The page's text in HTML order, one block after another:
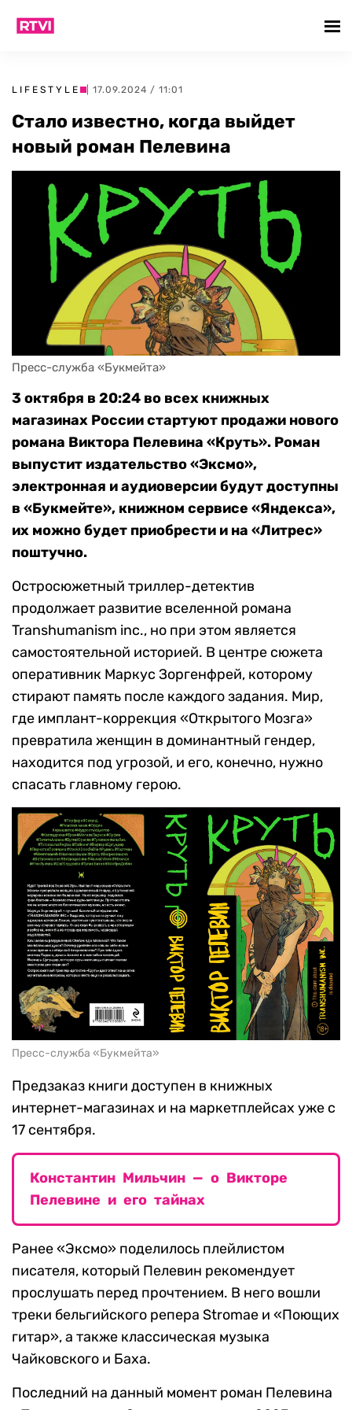
LIFESTYLE | 17.09.2024 / 11:01
Стало известно, когда выйдет
новый роман Пелевина
Пресс-служба «Букмейта»
3 октября в 20:24 во всех книжных
магазинах России стартуют продажи нового
романа Виктора Пелевина «Круть». Роман
выпустит издательство «Эксмо»,
электронная и аудиоверсии будут доступны
в «Букмейте», книжном сервисе «Яндекса»,
их можно будет приобрести и на «Литрес»
поштучно.
Остросюжетный триллер-детектив
продолжает развитие вселенной романа
Transhumanism inc., но при этом является
самостоятельной историей. В центре сюжета
оперативник Маркус Зоргенфрей, которому
стирают память после каждого задания. Мир,
где имплант-коррекция «Открытого Мозга»
превратила женщин в доминантный гендер,
находится под угрозой, и его, конечно, нужно
спасать главному герою.
Пресс-служба «Букмейта»
Предзаказ книги доступен в книжных
интернет-магазинах и на маркетплейсах уже с
17 сентября.
Константин Мильчин — о Викторе
Пелевине и его тайнах
Ранее «Эксмо» поделилось плейлистом
писателя, который Пелевин рекомендует
прослушать перед прочтением. В него вошли
треки бельгийского репера Stromae и «Поющих
гитар», а также классическая музыка
Чайковского и Баха.
Последний на данный момент роман Пелевина